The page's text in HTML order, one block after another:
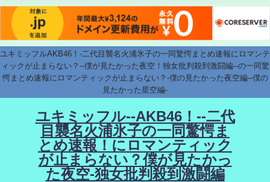
ユキミッフルAKB46！-二代目襲名火浦氷子の一同驚愕まとめ速報にロマンテ
ィックが止まらない？--僕が見たかった夜空！独女批判殺到激闘編--の一同驚
愕まとめ速報にロマンティックが止まらない？-僕の見たかった夜空編--僕の
見たかった星空編-
ユキミッフル--AKB46！--二代
目襲名火浦氷子の一同驚愕ま
とめ速報！にロマンティック
が止まらない？僕が見たかっ
た夜空-独女批判殺到激闘編